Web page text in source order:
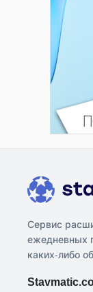
Сервис
ежедневных
каких-либо